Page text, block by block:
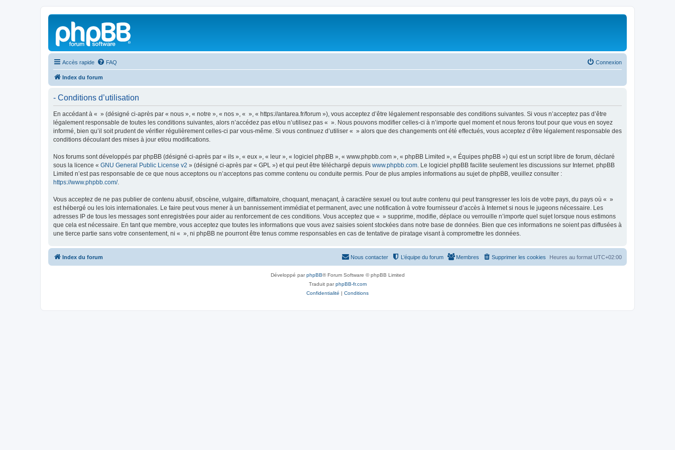
Accès rapide FAQ Connexion
Index du forum
- Conditions d’utilisation
En accédant à « » (désigné ci-après par « nous », « notre », « nos », « », « https://antarea.fr/forum »), vous acceptez d’être légalement responsable des conditions suivantes. Si vous n’acceptez pas d’être
légalement responsable de toutes les conditions suivantes, alors n’accédez pas et/ou n’utilisez pas « ». Nous pouvons modifier celles-ci à n’importe quel moment et nous ferons tout pour que vous en soyez
informé, bien qu’il soit prudent de vérifier régulièrement celles-ci par vous-même. Si vous continuez d’utiliser « » alors que des changements ont été effectués, vous acceptez d’être légalement responsable des
conditions découlant des mises à jour et/ou modifications.
Nos forums sont développés par phpBB (désigné ci-après par « ils », « eux », « leur », « logiciel phpBB », « www.phpbb.com », « phpBB Limited », « Équipes phpBB ») qui est un script libre de forum, déclaré
sous la licence « GNU General Public License v2 » (désigné ci-après par « GPL ») et qui peut être téléchargé depuis www.phpbb.com. Le logiciel phpBB facilite seulement les discussions sur Internet. phpBB
Limited n’est pas responsable de ce que nous acceptons ou n’acceptons pas comme contenu ou conduite permis. Pour de plus amples informations au sujet de phpBB, veuillez consulter :
https://www.phpbb.com/.
Vous acceptez de ne pas publier de contenu abusif, obscène, vulgaire, diffamatoire, choquant, menaçant, à caractère sexuel ou tout autre contenu qui peut transgresser les lois de votre pays, du pays où « »
est hébergé ou les lois internationales. Le faire peut vous mener à un bannissement immédiat et permanent, avec une notification à votre fournisseur d’accès à Internet si nous le jugeons nécessaire. Les
adresses IP de tous les messages sont enregistrées pour aider au renforcement de ces conditions. Vous acceptez que « » supprime, modifie, déplace ou verrouille n’importe quel sujet lorsque nous estimons
que cela est nécessaire. En tant que membre, vous acceptez que toutes les informations que vous avez saisies soient stockées dans notre base de données. Bien que ces informations ne soient pas diffusées à
une tierce partie sans votre consentement, ni « », ni phpBB ne pourront être tenus comme responsables en cas de tentative de piratage visant à compromettre les données.
Index du forum Heures au format UTC+02:00
Supprimer les cookies
Membres
L’équipe du forum
Nous contacter
Développé parphpBB® Forum Software © phpBB Limited
Traduit parphpBB-fr.com
Confidentialité | Conditions